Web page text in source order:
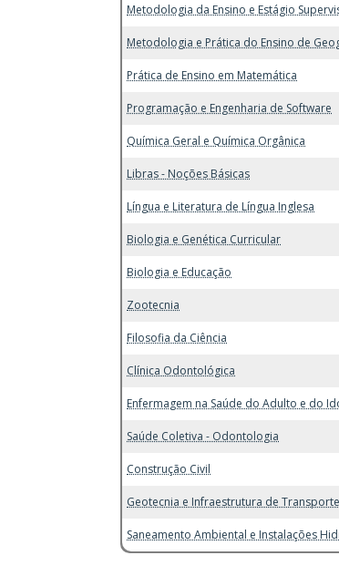
Metodologia da Ensino e Estágio
Metodologia e Prática do Ensino de
Prática de Ensino em Matemática
Programação e Engenharia de Software
Química Geral e Química Orgânica
Libras - Noções Básicas
Língua e Literatura de Língua Inglesa
Biologia e Genética Curricular
Biologia e Educação
Zootecnia
Filosofia da Ciência
Clínica Odontológica
Enfermagem na Saúde do Adulto e do
Saúde Coletiva - Odontologia
Construção Civil
Geotecnia e Infraestrutura de
Saneamento Ambiental e Instalações